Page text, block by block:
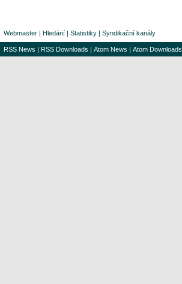
Webmaster | Hledání | Statistiky | Syndikační kanály
RSS News | RSS Downloads | Atom News | Atom Downloads